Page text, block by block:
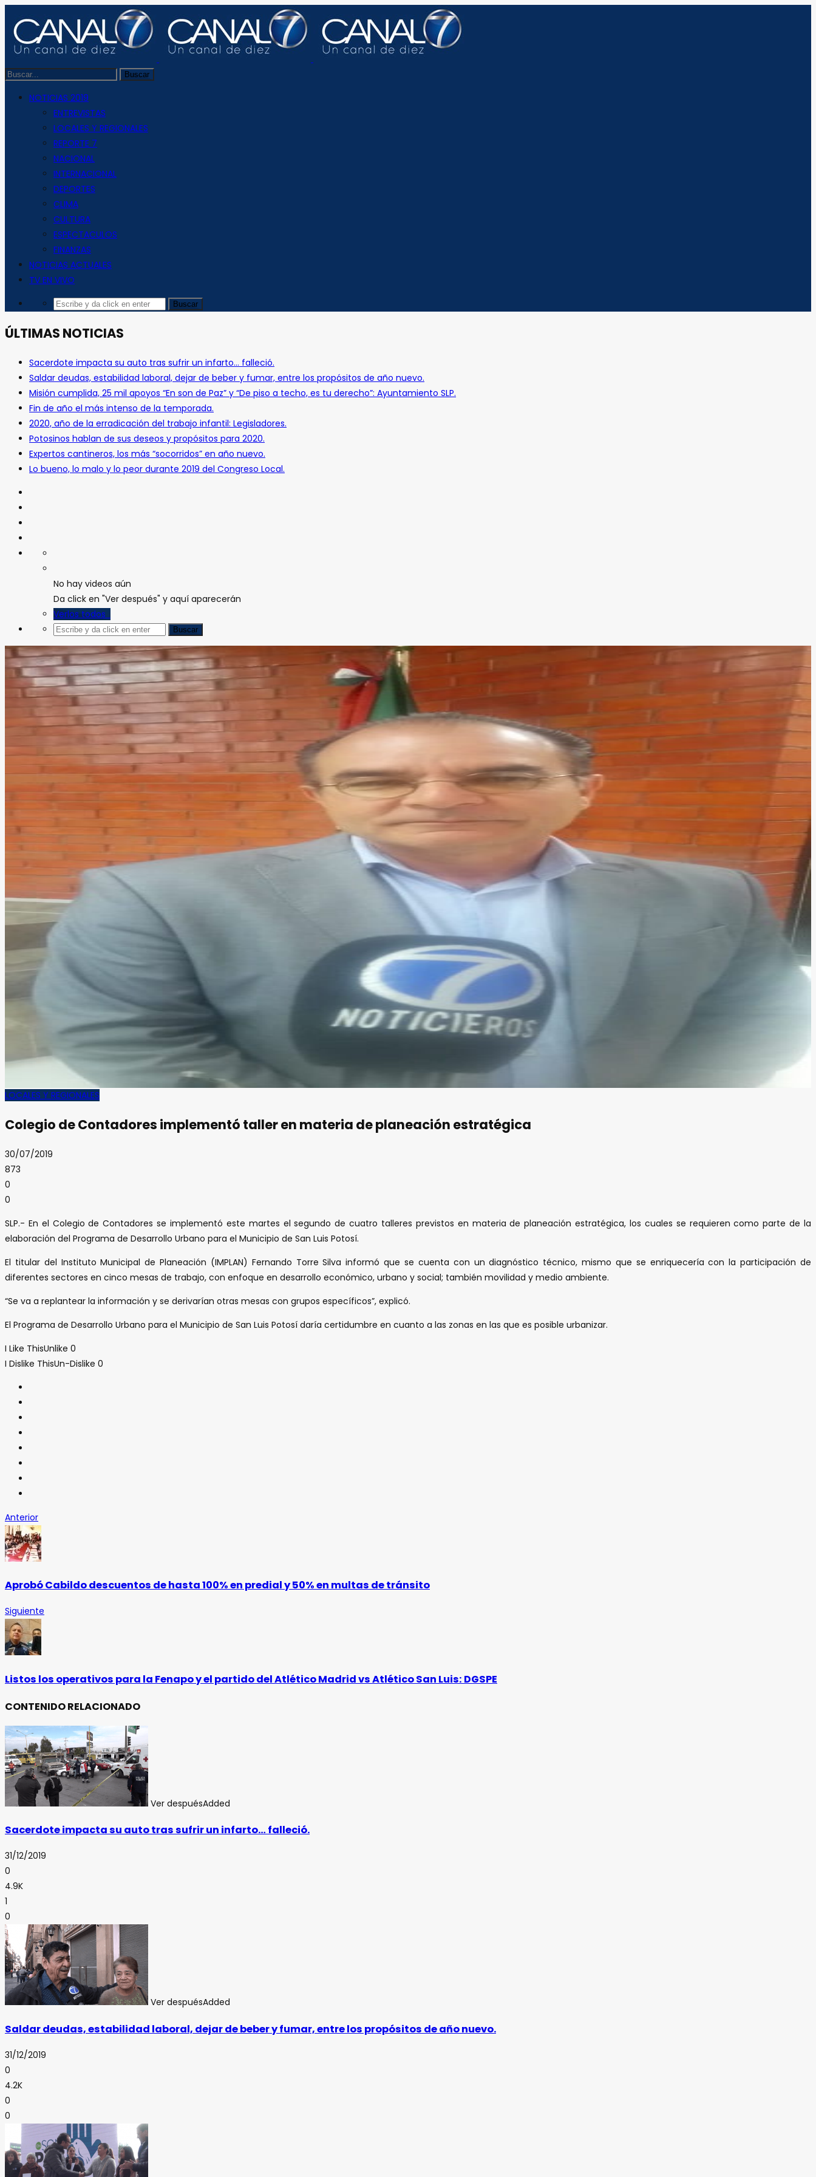
NOTICIAS 2019
ENTREVISTAS
LOCALES Y REGIONALES
REPORTE 7
NACIONAL
INTERNACIONAL
DEPORTES
CLIMA
CULTURA
ESPECTACULOS
FINANZAS
NOTICIAS ACTUALES
TV EN VIVO
ÚLTIMAS NOTICIAS
Sacerdote impacta su auto tras sufrir un infarto… falleció.
Saldar deudas, estabilidad laboral, dejar de beber y fumar, entre los propósitos de año nuevo.
Misión cumplida, 25 mil apoyos “En son de Paz” y “De piso a techo, es tu derecho”: Ayuntamiento SLP.
Fin de año el más intenso de la temporada.
2020, año de la erradicación del trabajo infantil: Legisladores.
Potosinos hablan de sus deseos y propósitos para 2020.
Expertos cantineros, los más “socorridos” en año nuevo.
Lo bueno, lo malo y lo peor durante 2019 del Congreso Local.
No hay videos aún
Da click en "Ver después" y aquí aparecerán
Verlos todos
LOCALES Y REGIONALES
Colegio de Contadores implementó taller en materia de planeación estratégica
30/07/2019
873
0
0
SLP.- En el Colegio de Contadores se implementó este martes el segundo de cuatro talleres previstos en materia de planeación estratégica, los cuales se requieren como parte de la
elaboración del Programa de Desarrollo Urbano para el Municipio de San Luis Potosí.
El titular del Instituto Municipal de Planeación (IMPLAN) Fernando Torre Silva informó que se cuenta con un diagnóstico técnico, mismo que se enriquecería con la participación de
diferentes sectores en cinco mesas de trabajo, con enfoque en desarrollo económico, urbano y social; también movilidad y medio ambiente.
“Se va a replantear la información y se derivarían otras mesas con grupos específicos”, explicó.
El Programa de Desarrollo Urbano para el Municipio de San Luis Potosí daría certidumbre en cuanto a las zonas en las que es posible urbanizar.
I Like ThisUnlike 0
I Dislike ThisUn-Dislike 0
Anterior
Aprobó Cabildo descuentos de hasta 100% en predial y 50% en multas de tránsito
Siguiente
Listos los operativos para la Fenapo y el partido del Atlético Madrid vs Atlético San Luis: DGSPE
CONTENIDO RELACIONADO
Ver despuésAdded
Sacerdote impacta su auto tras sufrir un infarto… falleció.
31/12/2019
0
4.9K
1
0
Ver despuésAdded
Saldar deudas, estabilidad laboral, dejar de beber y fumar, entre los propósitos de año nuevo.
31/12/2019
0
4.2K
0
0